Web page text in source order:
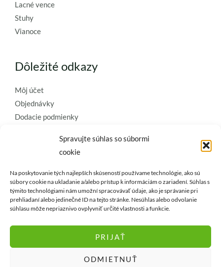
Spravujte súhlas so súbormi
cookie
Na poskytovanie tých najlepších skúseností používame technológie, ako sú
súbory cookie na ukladanie a/alebo prístup k informáciám o zariadení. Súhlas s
týmito technológiami nám umožní spracovávať údaje, ako je správanie pri
prehliadaní alebo jedinečné ID na tejto stránke. Nesúhlas alebo odvolanie
súhlasu môže nepriaznivo ovplyvniť určité vlastnosti a funkcie.
PRIJAŤ
ODMIETNUŤ
Lacné vence
Stuhy
Vianoce
Dôležité odkazy
Môj účet
Objednávky
Dodacie podmienky
Ochrana osobných údajov
Zásady používania súborov cookie
Kontaktujte nás a požiadajte o
najkvalitnejšie umelé kvety a
dekorácie..